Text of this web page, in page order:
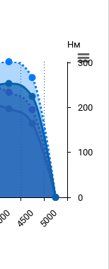
Нм
4500 5000
0
100
200
300